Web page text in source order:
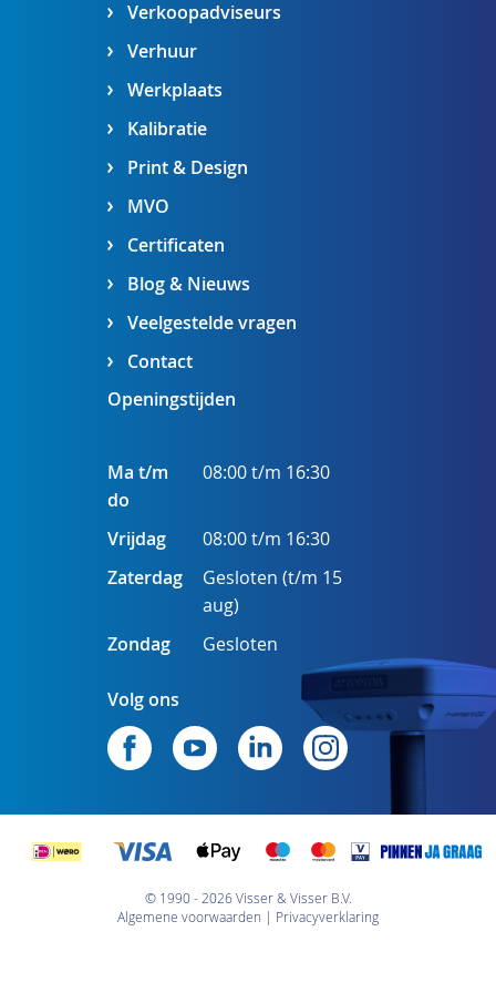
Verkoopadviseurs
Verhuur
Werkplaats
Kalibratie
Print & Design
MVO
Certificaten
Blog & Nieuws
Veelgestelde vragen
Contact
Openingstijden
Ma t/m
do
08:00 t/m 16:30
Vrijdag
08:00 t/m 16:30
Zaterdag
Gesloten (t/m 15
aug)
Zondag
Gesloten
Volg ons
© 1990 - 2026 Visser & Visser B.V.
Algemene voorwaarden
Privacyverklaring